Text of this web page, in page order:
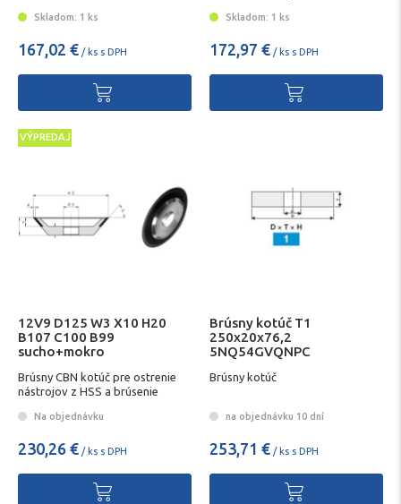
Skladom: 1 ks
167,02 € / ks s DPH
Skladom: 1 ks
172,97 € / ks s DPH
VÝPREDAJ
12V9 D125 W3 X10 H20
B107 C100 B99
sucho+mokro
Brúsny CBN kotúč pre ostrenie
nástrojov z HSS a brúsenie
Na objednávku
230,26 € / ks s DPH
Brúsny kotúč T1
250x20x76,2
5NQ54GVQNPC
Brúsny kotúč
na objednávku 10 dní
253,71 € / ks s DPH